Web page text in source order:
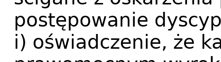
postępowanie
i) oświadczenie, że